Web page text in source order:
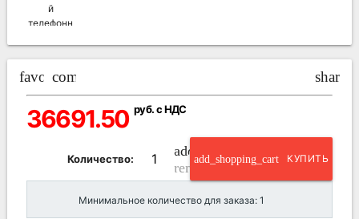
favorite_border
compare_arrows share
36691.50 руб. с НДС
Количество:
add_circle_outline
remove_circle_outline
add_shopping_cart КУПИТЬ
Минимальное количество для заказа: 1